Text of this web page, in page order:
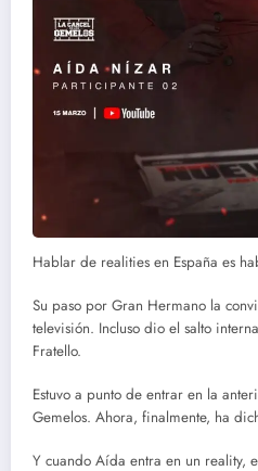
Hablar de realities en España es
Su paso por Gran Hermano la
televisión. Incluso dio el salto
Fratello.
Estuvo a punto de entrar en la
Gemelos. Ahora, finalmente, ha
Y cuando Aída entra en un reality,